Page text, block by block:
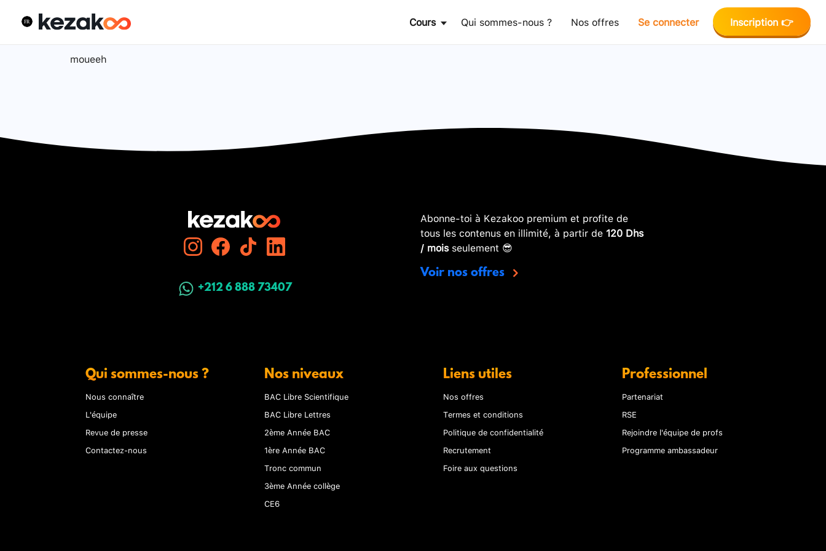
Cours Qui sommes-nous ? Nos offres Se connecter Inscription 👉
moueeh
+212 6 888 73407
Abonne-toi à Kezakoo premium et profite de
tous les contenus en illimité, à partir de 120 Dhs
/ moisseulement 😎
Voir nos offres
Qui sommes-nous ?
Nous connaître
L'équipe
Revue de presse
Contactez-nous
Nos niveaux
BAC Libre Scientifique
BAC Libre Lettres
2ème Année BAC
1ère Année BAC
Tronc commun
3ème Année collège
CE6
Liens utiles
Nos offres
Termes et conditions
Politique de confidentialité
Recrutement
Foire aux questions
Professionnel
Partenariat
RSE
Rejoindre l'équipe de profs
Programme ambassadeur